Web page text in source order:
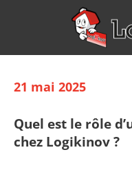
21 mai 2025
Quel est le rôle
chez Logikinov ?